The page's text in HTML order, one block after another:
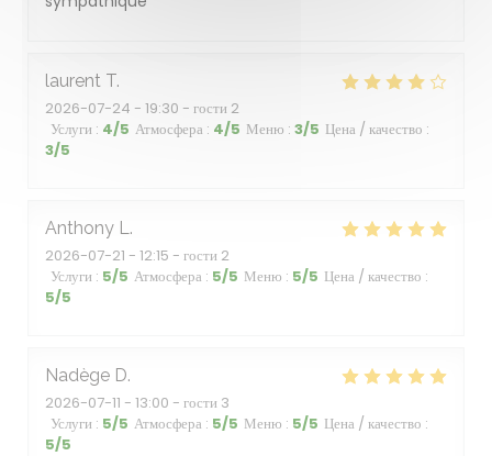
laurent T
2026-07-24 - 19:30 - гости 2
Услуги : 4/5 Атмосфера : 4/5 Меню : 3/5 Цена / качество :
3/5
Anthony L
2026-07-21 - 12:15 - гости 2
Услуги : 5/5 Атмосфера : 5/5 Меню : 5/5 Цена / качество :
5/5
Nadège D
2026-07-11 - 13:00 - гости 3
Услуги : 5/5 Атмосфера : 5/5 Меню : 5/5 Цена / качество :
5/5